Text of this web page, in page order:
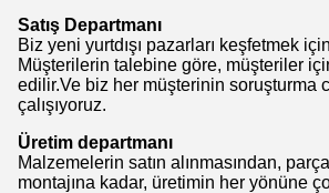
Satış Departmanı
Biz yeni yurtdışı pazarları keşfetmek
Müşterilerin talebine göre, müşteriler
edilir.Ve biz her müşterinin soruşturma
çalışıyoruz.
Üretim departmanı
Malzemelerin satın alınmasından,
montajına kadar, üretimin her yönüne